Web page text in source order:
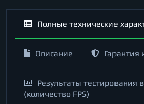
Полные технические
Описание Гарантия
Результаты тестирования
(количество FPS)